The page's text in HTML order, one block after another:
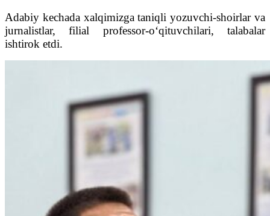
Adabiy kechada xalqimizga taniqli yozuvchi-shoirlar va
jurnalistlar, filial professor-o‘qituvchilari, talabalar
ishtirok etdi.